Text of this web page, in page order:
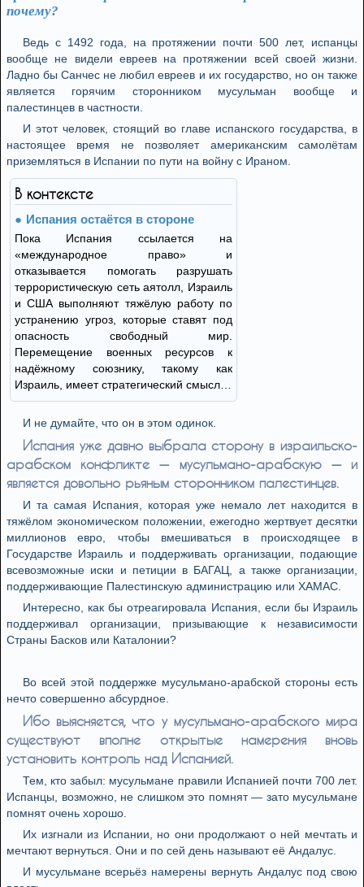
почему?
Ведь с 1492 года, на протяжении почти 500 лет, испанцы
вообще не видели евреев на протяжении всей своей жизни.
Ладно бы Санчес не любил евреев и их государство, но он также
является горячим сторонником мусульман вообще и
палестинцев в частности.
И этот человек, стоящий во главе испанского государства, в
настоящее время не позволяет американским самолётам
приземляться в Испании по пути на войну с Ираном.
В контексте
Испания остаётся в стороне
Пока Испания ссылается на
«международное право» и
отказывается помогать разрушать
террористическую сеть аятолл, Израиль
и США выполняют тяжёлую работу по
устранению угроз, которые ставят под
опасность свободный мир.
Перемещение военных ресурсов к
надёжному союзнику, такому как
Израиль, имеет стратегический смысл…
И не думайте, что он в этом одинок.
Испания уже давно выбрала сторону в израильско-
арабском конфликте — мусульмано-арабскую — и
является довольно рьяным сторонником палестинцев.
И та самая Испания, которая уже немало лет находится в
тяжёлом экономическом положении, ежегодно жертвует десятки
миллионов евро, чтобы вмешиваться в происходящее в
Государстве Израиль и поддерживать организации, подающие
всевозможные иски и петиции в БАГАЦ, а также организации,
поддерживающие Палестинскую администрацию или ХАМАС.
Интересно, как бы отреагировала Испания, если бы Израиль
поддерживал организации, призывающие к независимости
Страны Басков или Каталонии?
Во всей этой поддержке мусульмано-арабской стороны есть
нечто совершенно абсурдное.
Ибо выясняется, что у мусульмано-арабского мира
существуют вполне открытые намерения вновь
установить контроль над Испанией.
Тем, кто забыл: мусульмане правили Испанией почти 700 лет.
Испанцы, возможно, не слишком это помнят — зато мусульмане
помнят очень хорошо.
Их изгнали из Испании, но они продолжают о ней мечтать и
мечтают вернуться. Они и по сей день называют её Андалус.
И мусульмане всерьёз намерены вернуть Андалус под свою